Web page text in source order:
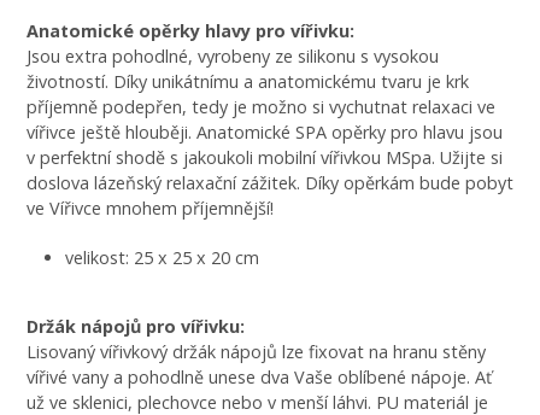
Anatomické opěrky hlavy pro vířivku:
Jsou extra pohodlné, vyrobeny ze silikonu s vysokou
životností. Díky unikátnímu a anatomickému tvaru je krk
příjemně podepřen, tedy je možno si vychutnat relaxaci ve
vířivce ještě hlouběji. Anatomické SPA opěrky pro hlavu jsou
v perfektní shodě s jakoukoli mobilní vířivkou MSpa. Užijte si
doslova lázeňský relaxační zážitek. Díky opěrkám bude pobyt
ve Vířivce mnohem příjemnější!
velikost: 25 x 25 x 20 cm
Držák nápojů pro vířivku:
Lisovaný vířivkový držák nápojů lze fixovat na hranu stěny
vířivé vany a pohodlně unese dva Vaše oblíbené nápoje. Ať
už ve sklenici, plechovce nebo v menší láhvi. PU materiál je